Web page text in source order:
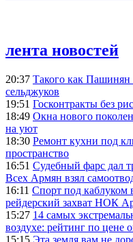
лента новостей
20:37 Такого как Пашинян
сельджуков
19:51 Госконтракты без
18:49 Окна нового
на уют
18:30 Ремонт кухни под
пространство
16:51 Судебный фарс дал
Всех Армян взял
16:11 Спорт под каблуком
рейдерский захват НОК
15:27 14 самых
воздухе: рейтинг по цене
15:15 Эта земля вам не